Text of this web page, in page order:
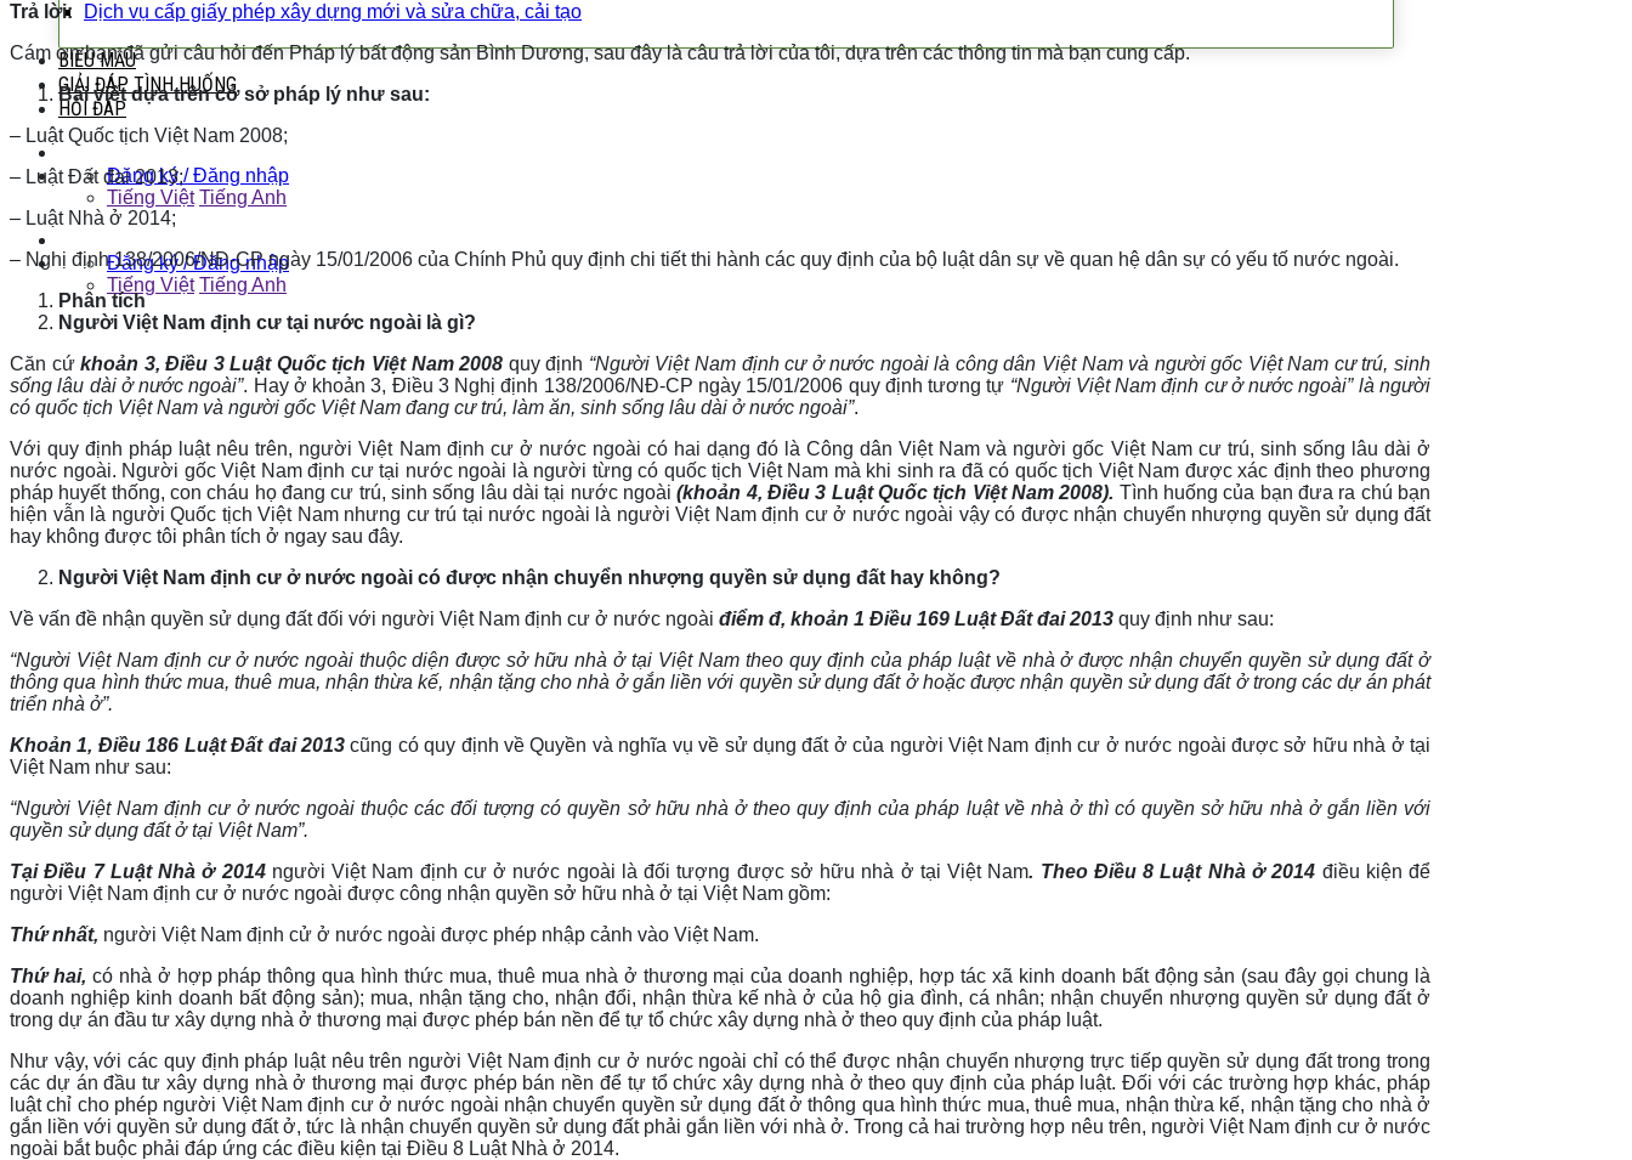
Dịch vụ cấp giấy phép xây dựng mới và sửa chữa, cải tạo
BIỂU MẪU
GIẢI ĐÁP TÌNH HUỐNG
HỎI ĐÁP
Đăng ký / Đăng nhập
Tiếng Việt Tiếng Anh
Đăng ký / Đăng nhập
Tiếng Việt Tiếng Anh
Trả lời:
Cám ơn bạn đã gửi câu hỏi đến Pháp lý bất động sản Bình Dương, sau đây là câu trả lời của tôi, dựa trên các thông tin mà bạn cung cấp.
Bài viết dựa trên cở sở pháp lý như sau:
– Luật Quốc tịch Việt Nam 2008;
– Luật Đất đai 2013;
– Luật Nhà ở 2014;
– Nghị định 138/2006/NĐ-CP ngày 15/01/2006 của Chính Phủ quy định chi tiết thi hành các quy định của bộ luật dân sự về quan hệ dân sự có yếu tố nước ngoài.
Phân tích
Người Việt Nam định cư tại nước ngoài là gì?
Căn cứkhoản 3, Điều 3 Luật Quốc tịch Việt Nam 2008 quy định “Người Việt Nam định cư ở nước ngoài là công dân Việt Nam và người gốc Việt Nam cư trú, sinh
sống lâu dài ở nước ngoài”. Hay ở khoản 3, Điều 3 Nghị định 138/2006/NĐ-CP ngày 15/01/2006 quy định tương tự “Người Việt Nam định cư ở nước ngoài” là người
có quốc tịch Việt Nam và người gốc Việt Nam đang cư trú, làm ăn, sinh sống lâu dài ở nước ngoài”.
Với quy định pháp luật nêu trên, người Việt Nam định cư ở nước ngoài có hai dạng đó là Công dân Việt Nam và người gốc Việt Nam cư trú, sinh sống lâu dài ở
nước ngoài. Người gốc Việt Nam định cư tại nước ngoài là người từng có quốc tịch Việt Nam mà khi sinh ra đã có quốc tịch Việt Nam được xác định theo phương
pháp huyết thống, con cháu họ đang cư trú, sinh sống lâu dài tại nước ngoài(khoản 4, Điều 3 Luật Quốc tịch Việt Nam 2008). Tình huống của bạn đưa ra chú bạn
hiện vẫn là người Quốc tịch Việt Nam nhưng cư trú tại nước ngoài là người Việt Nam định cư ở nước ngoài vậy có được nhận chuyển nhượng quyền sử dụng đất
hay không được tôi phân tích ở ngay sau đây.
Người Việt Nam định cư ở nước ngoài có được nhận chuyển nhượng quyền sử dụng đất hay không?
Về vấn đề nhận quyền sử dụng đất đối với người Việt Nam định cư ở nước ngoài điểm đ, khoản 1 Điều 169 Luật Đất đai 2013 quy định như sau:
“Người Việt Nam định cư ở nước ngoài thuộc diện được sở hữu nhà ở tại Việt Nam theo quy định của pháp luật về nhà ở được nhận chuyển quyền sử dụng đất ở
thông qua hình thức mua, thuê mua, nhận thừa kế, nhận tặng cho nhà ở gắn liền với quyền sử dụng đất ở hoặc được nhận quyền sử dụng đất ở trong các dự án phát
triển nhà ở”.
Khoản 1, Điều 186 Luật Đất đai 2013cũng có quy định về Quyền và nghĩa vụ về sử dụng đất ở của người Việt Nam định cư ở nước ngoài được sở hữu nhà ở tại
Việt Nam như sau:
“Người Việt Nam định cư ở nước ngoài thuộc các đối tượng có quyền sở hữu nhà ở theo quy định của pháp luật về nhà ở thì có quyền sở hữu nhà ở gắn liền với
quyền sử dụng đất ở tại Việt Nam”.
Tại Điều 7 Luật Nhà ở 2014 người Việt Nam định cư ở nước ngoài là đối tượng được sở hữu nhà ở tại Việt Nam. Theo Điều 8 Luật Nhà ở 2014 điều kiện để
người Việt Nam định cư ở nước ngoài được công nhận quyền sở hữu nhà ở tại Việt Nam gồm:
Thứ nhất, người Việt Nam định cử ở nước ngoài được phép nhập cảnh vào Việt Nam.
Thứ hai, có nhà ở hợp pháp thông qua hình thức mua, thuê mua nhà ở thương mại của doanh nghiệp, hợp tác xã kinh doanh bất động sản (sau đây gọi chung là
doanh nghiệp kinh doanh bất động sản); mua, nhận tặng cho, nhận đổi, nhận thừa kế nhà ở của hộ gia đình, cá nhân; nhận chuyển nhượng quyền sử dụng đất ở
trong dự án đầu tư xây dựng nhà ở thương mại được phép bán nền để tự tổ chức xây dựng nhà ở theo quy định của pháp luật.
Như vậy, với các quy định pháp luật nêu trên người Việt Nam định cư ở nước ngoài chỉ có thể được nhận chuyển nhượng trực tiếp quyền sử dụng đất trong trong
các dự án đầu tư xây dựng nhà ở thương mại được phép bán nền để tự tổ chức xây dựng nhà ở theo quy định của pháp luật. Đối với các trường hợp khác, pháp
luật chỉ cho phép người Việt Nam định cư ở nước ngoài nhận chuyển quyền sử dụng đất ở thông qua hình thức mua, thuê mua, nhận thừa kế, nhận tặng cho nhà ở
gắn liền với quyền sử dụng đất ở, tức là nhận chuyển quyền sử dụng đất phải gắn liền với nhà ở. Trong cả hai trường hợp nêu trên, người Việt Nam định cư ở nước
ngoài bắt buộc phải đáp ứng các điều kiện tại Điều 8 Luật Nhà ở 2014.